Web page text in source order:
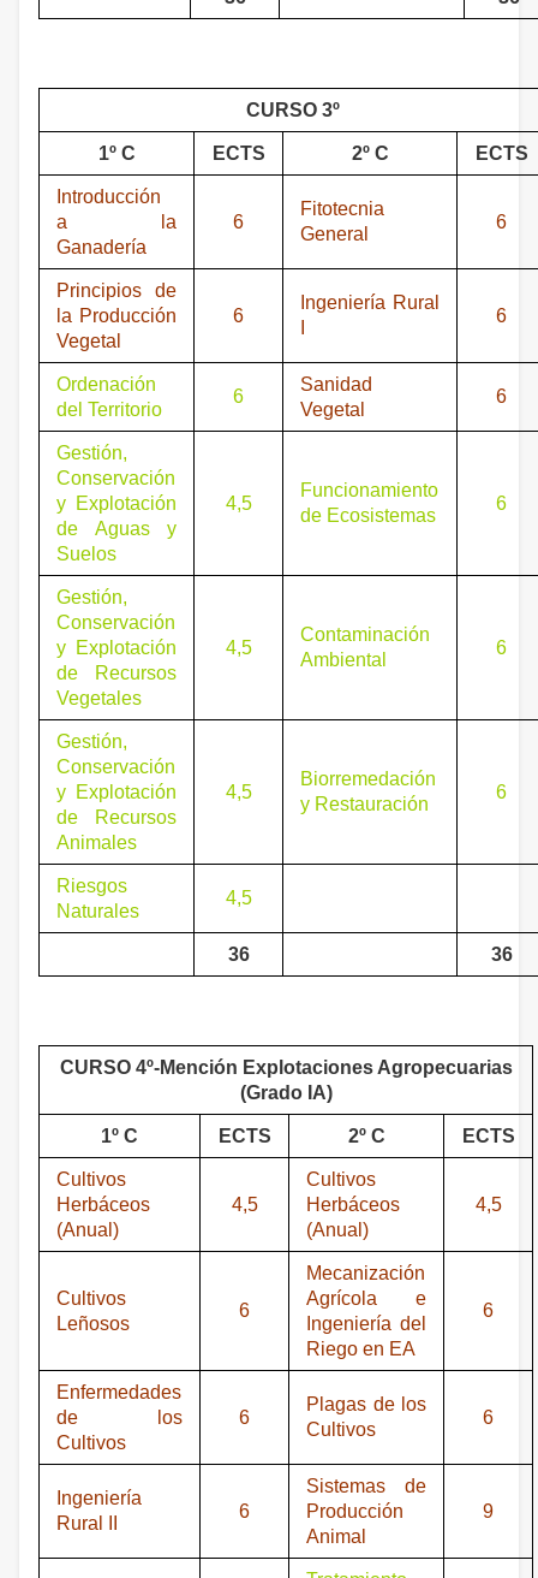
CURSO 3º
1º C ECTS 2º C ECTS
Introducción
a la
Ganadería
6
Fitotecnia
General
6
Principios de
la Producción
Vegetal
6
Ingeniería Rural
6
Ordenación
del Territorio
6
Sanidad
Vegetal
6
Gestión,
Conservación
y Explotación
de Aguas y
Suelos
4,5
Funcionamiento
de Ecosistemas
6
Gestión,
Conservación
y Explotación
de Recursos
Vegetales
4,5
Contaminación
Ambiental
6
Gestión,
Conservación
y Explotación
de Recursos
Animales
4,5
Biorremedación
y Restauración
6
Riesgos
Naturales
4,5
36 36
CURSO 4º-Mención Explotaciones Agropecuarias
(Grado IA)
1º C ECTS 2º C ECTS
Cultivos
Herbáceos
(Anual)
4,5
Cultivos
Herbáceos
(Anual)
4,5
Cultivos
Leñosos
6
Mecanización
Agrícola e
Ingeniería del
Riego en EA
6
Enfermedades
de los
Cultivos
6
Plagas de los
Cultivos
6
Ingeniería
Rural II
6
Sistemas de
Producción
Animal
9